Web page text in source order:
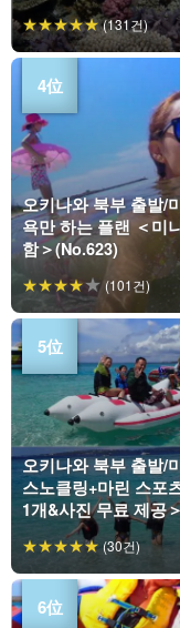
(131건)
오키나와 북부 출발/
욕만 하는 플랜 ＜미
함＞(No.623)
(101건)
오키나와 북부 출발/
스노클링+마린 스포
1개&사진 무료 제공
(30건)